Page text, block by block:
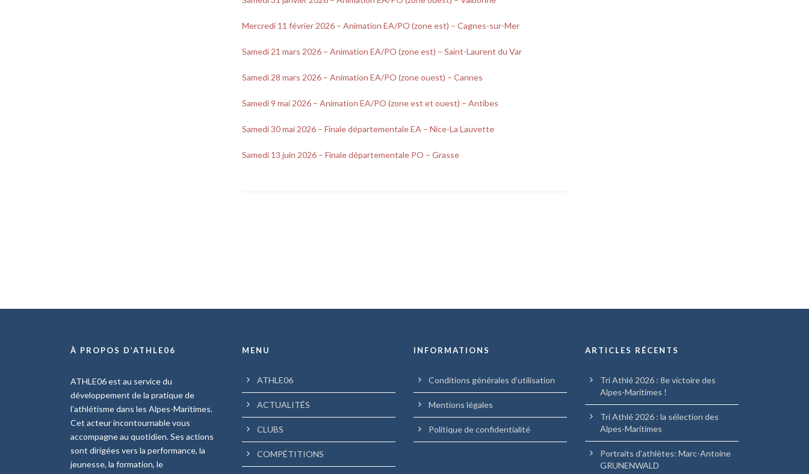
Mercredi 11 février 2026 – Animation EA/PO (zone est) – Cagnes-sur-Mer
Samedi 21 mars 2026 – Animation EA/PO (zone est) – Saint-Laurent du Var
Samedi 28 mars 2026 – Animation EA/PO (zone ouest) – Cannes
Samedi 9 mai 2026 – Animation EA/PO (zone est et ouest) – Antibes
Samedi 30 mai 2026 – Finale départementale EA – Nice-La Lauvette
Samedi 13 juin 2026 – Finale départementale PO – Grasse
À PROPOS D’ATHLE06
ATHLE06 est au service du
développement de la pratique de
l’athlétisme dans les Alpes-Maritimes.
Cet acteur incontournable vous
accompagne au quotidien. Ses actions
sont dirigées vers la performance, la
jeunesse, la formation, le
MENU
ATHLE06
ACTUALITÉS
CLUBS
COMPÉTITIONS
INFORMATIONS
Conditions générales d’utilisation
Mentions légales
Politique de confidentialité
ARTICLES RÉCENTS
Tri Athlé 2026 : 8e victoire des
Alpes-Maritimes !
Tri Athlé 2026 : la sélection des
Alpes-Maritimes
Portraits d’athlètes: Marc-Antoine
GRUNENWALD